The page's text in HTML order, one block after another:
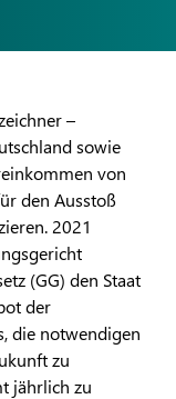
–
sowie
von
den Ausstoß
2021
(GG) den Staat
der
die notwendigen
zu
jährlich zu